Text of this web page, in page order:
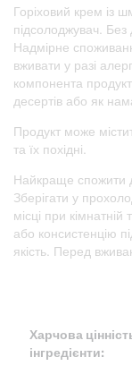
Горіховий крем із
підсолоджувач. Без
Надмірне
вживати у разі
компонента
десертів або як
Продукт може
та їх похідні.
Найкраще спожити
Зберігати у
місці при
або консистенцію
якість. Перед
Харчова
інгредієнти: